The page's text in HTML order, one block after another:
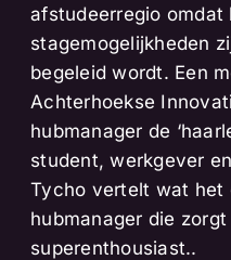
afstudeerregio omdat
stagemogelijkheden
begeleid wordt. Een
Achterhoekse
hubmanager de
student, werkgever
Tycho vertelt wat het
hubmanager die
superenthousiast..